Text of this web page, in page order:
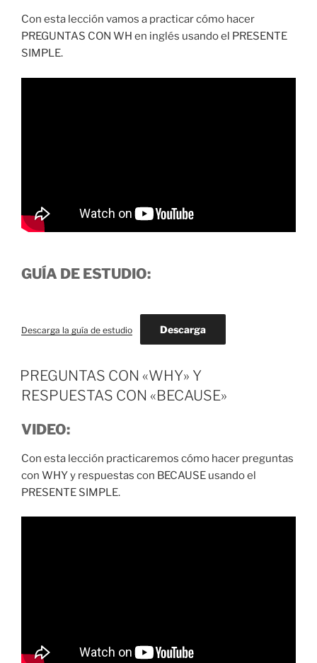
Con esta lección vamos a practicar cómo hacer
PREGUNTAS CON WH en inglés usando el PRESENTE
SIMPLE.
GUÍA DE ESTUDIO:
Descarga la guía de estudio Descarga
PREGUNTAS CON «WHY» Y
RESPUESTAS CON «BECAUSE»
VIDEO:
Con esta lección practicaremos cómo hacer preguntas
con WHY y respuestas con BECAUSE usando el
PRESENTE SIMPLE.